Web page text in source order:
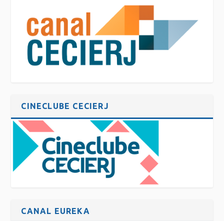
CINECLUBE CECIERJ
CANAL EUREKA